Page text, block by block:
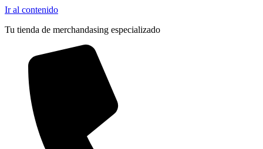
Ir al contenido
Tu tienda de merchandasing especializado